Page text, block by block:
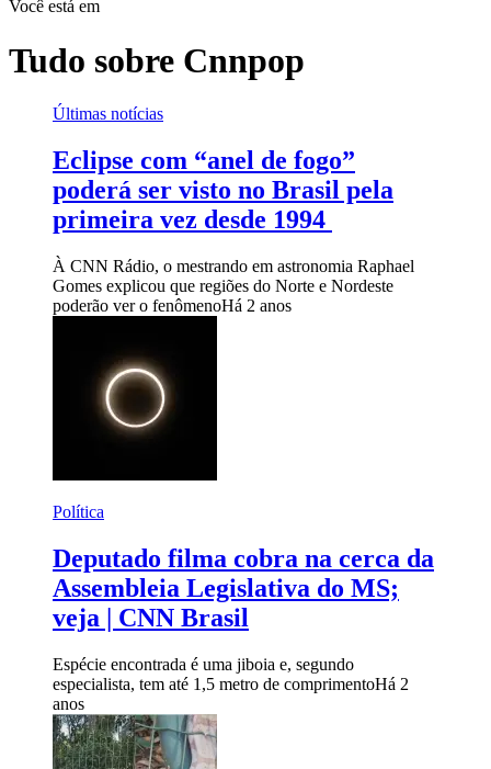
Você está em
Tudo sobre Cnnpop
Últimas notícias
Eclipse com “anel de fogo”
poderá ser visto no Brasil pela
primeira vez desde 1994
À CNN Rádio, o mestrando em astronomia Raphael
Gomes explicou que regiões do Norte e Nordeste
poderão ver o fenômenoHá 2 anos
Política
Deputado filma cobra na cerca da
Assembleia Legislativa do MS;
veja | CNN Brasil
Espécie encontrada é uma jiboia e, segundo
especialista, tem até 1,5 metro de comprimentoHá 2
anos